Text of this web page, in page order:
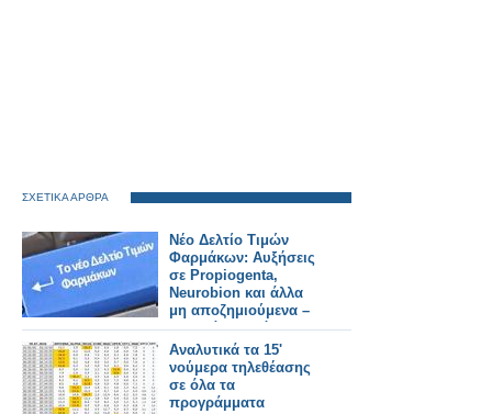
ΣΧΕΤΙΚΑ ΑΡΘΡΑ
Νέο Δελτίο Τιμών
Φαρμάκων: Αυξήσεις
σε Propiogenta,
Neurobion και άλλα
μη αποζημιούμενα –
Τι αλλάζει από
31/7/2026
Αναλυτικά τα 15'
νούμερα τηλεθέασης
σε όλα τα
προγράμματα